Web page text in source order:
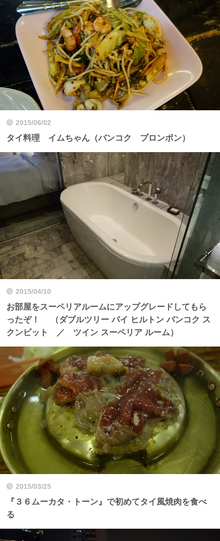
2015/06/02
タイ料理 イムちゃん（バンコク プロンポン）
2015/04/10
お部屋をスーペリアルームにアップグレードしてもら
ったぞ！ （ダブルツリー バイ ヒルトン バンコク ス
クンビット ／ ツイン スーペリア ルーム）
2015/03/25
『３６ムーカタ・トーン』で初めてタイ風焼肉を食べ
る